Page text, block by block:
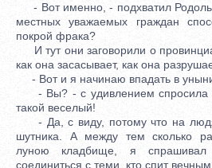
- Вот именно, - подхватил
местных уважаемых граждан
покрой фрака?
И тут они заговорили о
как она засасывает, как она
- Вот и я начинаю впадать в
- Вы? - с удивлением
такой веселый!
- Да, с виду, потому что на
шутника. А между тем сколько
луною кладбище, я
соединиться с теми, кто спит вечным